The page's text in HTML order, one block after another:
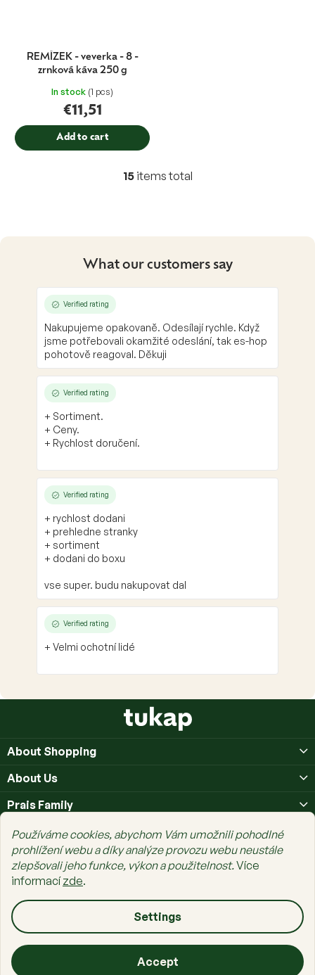
Používáme cookies, abychom Vám umožnili pohodlné
prohlížení webu a díky analýze provozu webu neustále
zlepšovali jeho funkce, výkon a použitelnost.Více
informacízde.
Settings
Accept
REMÍZEK - veverka - 8 -
zrnková káva 250 g
In stock (1 pcs)
€11,51
Add to cart
L
g
o
r
o
l
s
15items total
What our customers say
Verified rating
Nakupujeme opakovaně. Odesílají rychle. Když
jsme potřebovali okamžité odeslání, tak es-hop
pohotově reagoval. Děkuji
Verified rating
+ Sortiment.
+ Ceny.
+ Rychlost doručení.
Verified rating
+ rychlost dodani
+ prehledne stranky
+ sortiment
+ dodani do boxu
vse super. budu nakupovat dal
Verified rating
+ Velmi ochotní lidé
About Shopping
About Us
Prais Family
Created by Shoptet Premium
Copyright 2026